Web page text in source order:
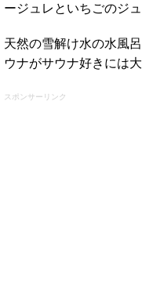
ージュレといちごのジ
天然の雪解け水の水風
ウナがサウナ好きには
スポンサーリンク